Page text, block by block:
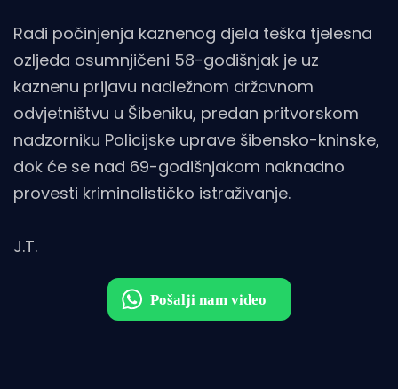
Radi počinjenja kaznenog djela teška tjelesna
ozljeda osumnjičeni 58-godišnjak je uz
kaznenu prijavu nadležnom državnom
odvjetništvu u Šibeniku, predan pritvorskom
nadzorniku Policijske uprave šibensko-kninske,
dok će se nad 69-godišnjakom naknadno
provesti kriminalističko istraživanje.
J.T.